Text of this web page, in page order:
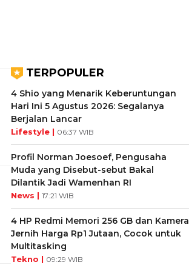
TERPOPULER
4 Shio yang Menarik Keberuntungan
Hari Ini 5 Agustus 2026: Segalanya
Berjalan Lancar
Lifestyle | 06:37 WIB
Profil Norman Joesoef, Pengusaha
Muda yang Disebut-sebut Bakal
Dilantik Jadi Wamenhan RI
News | 17:21 WIB
4 HP Redmi Memori 256 GB dan Kamera
Jernih Harga Rp1 Jutaan, Cocok untuk
Multitasking
Tekno | 09:29 WIB